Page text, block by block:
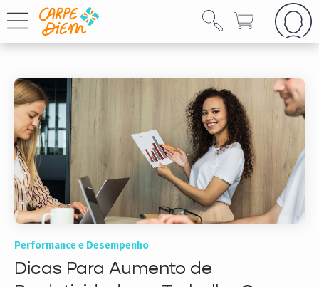
Performance e Desempenho
Dicas Para Aumento de